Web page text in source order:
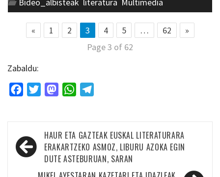
Bideo_albisteak literatura Multimedia
« 1 2 3 4 5 … 62
»
Page 3 of 62
Zabaldu:
FacebookTwitterMastodonWhatsApp
Bidalketetan
zehar
nabigatu
HAUR ETA GAZTEAK EUSKAL LITERATURARA
ERAKARTZEKO ASMOZ, LIBURU AZOKA EGIN
DUTE ASTEBURUAN, SARAN